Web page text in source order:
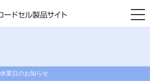
休業日のお知らせ